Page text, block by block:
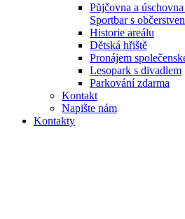
Půjčovna a
Sportbar s
Historie areálu
Dětská hřiště
Pronájem
Lesopark s divadlem
Parkování zdarma
Kontakt
Napište nám
Kontakty